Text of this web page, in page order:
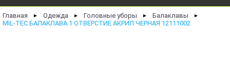
Главная ► Одежда ► Головные уборы ► Балаклавы ►
MIL-TEC БАЛАКЛАВА 1 ОТВЕРСТИЕ АКРИЛ ЧЕРНАЯ 12111002